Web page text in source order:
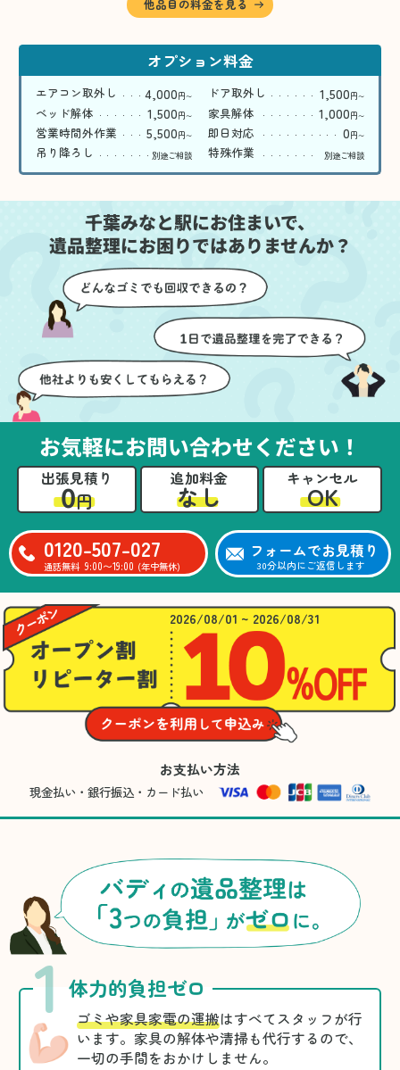
他品目の料金を見る
オプション料金
エアコン取外し 4,000円〜 ドア取外し 1,500円〜
ベッド解体 1,500円〜 家具解体 1,000円〜
営業時間外作業 5,500円〜 即日対応 0円〜
吊り降ろし 別途ご相談 特殊作業 別途ご相談
千葉みなと駅にお住まいで、
遺品整理にお困りではありませんか？
お気軽にお問い合わせください！
出張見積り
0円
追加料金
なし
キャンセル
OK
0120-507-027
通話無料 9:00〜19:00 (年中無休)
フォームでお見積り
30分以内にご返信します
2026/08/01 ~ 2026/08/31
お支払い方法
現金払い・銀行振込・カード払い
1 体力的負担ゼロ
ゴミや家具家電の運搬はすべてスタッフが行
います。家具の解体や清掃も代行するので、
一切の手間をおかけしません。